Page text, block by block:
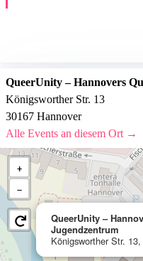
QueerUnity – Hannovers
Königsworther Str. 13
30167 Hannover
Alle Events an diesem Ort →
QueerUnity –
Jugendzentrum
Königsworther Str.
+
−